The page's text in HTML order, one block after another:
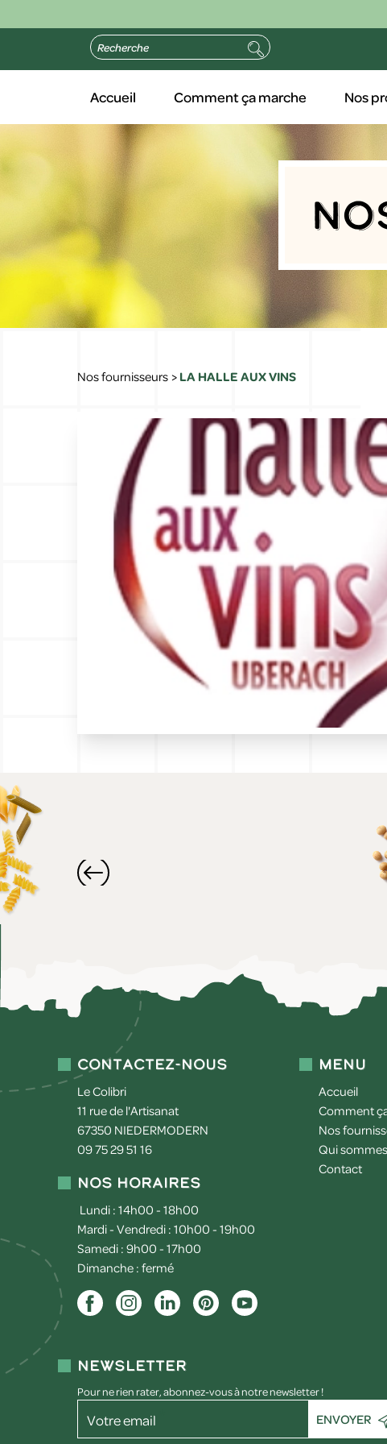
Accueil Comment ça marche Nos
Nos fournisseurs > LA HALLE AUX VINS
Contactez-nous
Le Colibri
11 rue de l'Artisanat
67350 NIEDERMODERN
09 75 29 51 16
Nos horaires
Lundi : 14h00 - 18h00
Mardi - Vendredi : 10h00 - 19h00
Samedi : 9h00 - 17h00
Dimanche : fermé
Menu
Accueil
Comment
Nos
Qui
Contact
Newsletter
Pour ne rien rater, abonnez-vous à notre newsletter !
Votre email ENVOYER